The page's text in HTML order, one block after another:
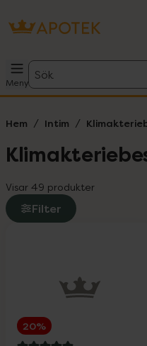
Meny
Sök
Hem Intim
Visar 49 produkter
Filter
20%